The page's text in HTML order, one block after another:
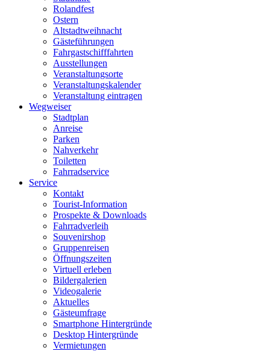
Rolandfest
Ostern
Altstadtweihnacht
Gästeführungen
Fahrgastschifffahrten
Ausstellungen
Veranstaltungsorte
Veranstaltungskalender
Veranstaltung eintragen
Wegweiser
Stadtplan
Anreise
Parken
Nahverkehr
Toiletten
Fahrradservice
Service
Kontakt
Tourist-Information
Prospekte & Downloads
Fahrradverleih
Souvenirshop
Gruppenreisen
Öffnungszeiten
Virtuell erleben
Bildergalerien
Videogalerie
Aktuelles
Gästeumfrage
Smartphone Hintergründe
Desktop Hintergründe
Vermietungen